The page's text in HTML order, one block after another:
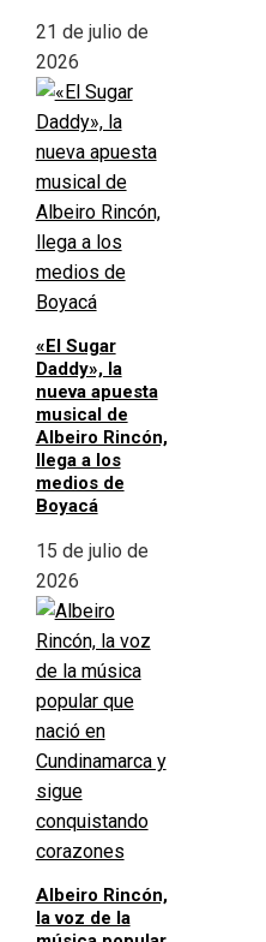
21 de julio de
2026
«El Sugar
Daddy», la
nueva apuesta
musical de
Albeiro Rincón,
llega a los
medios de
Boyacá
15 de julio de
2026
Albeiro Rincón,
la voz de la